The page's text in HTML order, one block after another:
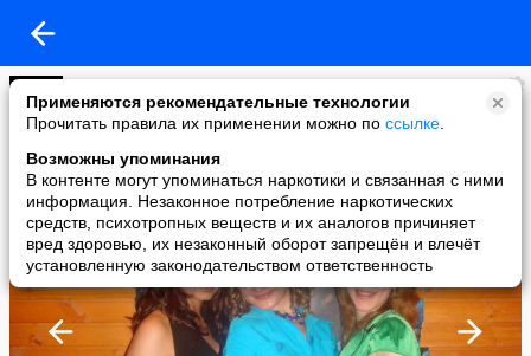
Применяются рекомендательные технологии
Прочитать правила их применении можно по ссылке
Возможны упоминания
В контенте могут упоминаться наркотики и связанная с ними
информация. Незаконное потребление наркотических
средств, психотропных веществ и их аналогов причиняет
вред здоровью, их незаконный оборот запрещён и влечёт
установленную законодательством ответственность
Екатерина Калинкина
added a photo
30 Nov в 00:40